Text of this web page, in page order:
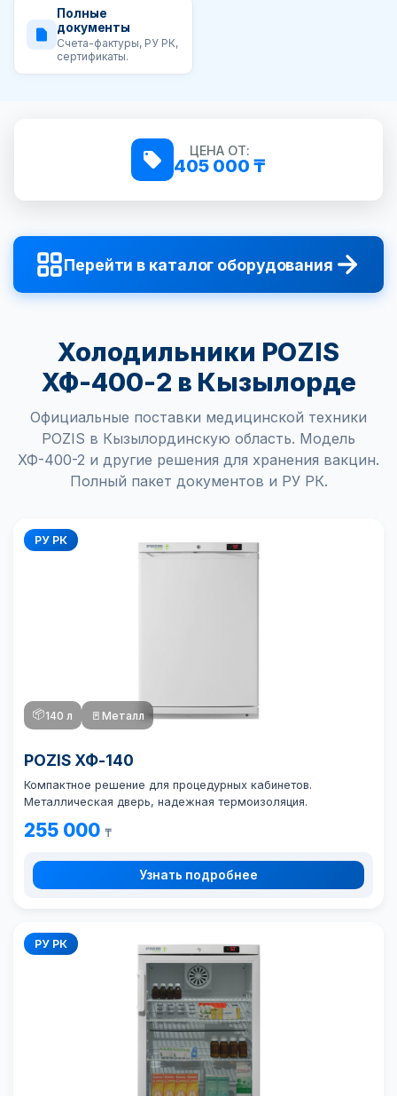
Полные
документы
Счета-фактуры, РУ РК,
сертификаты.
ЦЕНА ОТ:
405 000 ₸
Перейти в каталог оборудования
Холодильники POZIS
ХФ-400-2 в Кызылорде
Официальные поставки медицинской техники
POZIS в Кызылординскую область. Модель
ХФ-400-2 и другие решения для хранения вакцин.
Полный пакет документов и РУ РК.
РУ РК
📦140 л 🚪 Металл
POZIS ХФ-140
Компактное решение для процедурных кабинетов.
Металлическая дверь, надежная термоизоляция.
255 000 ₸
Узнать подробнее
РУ РК